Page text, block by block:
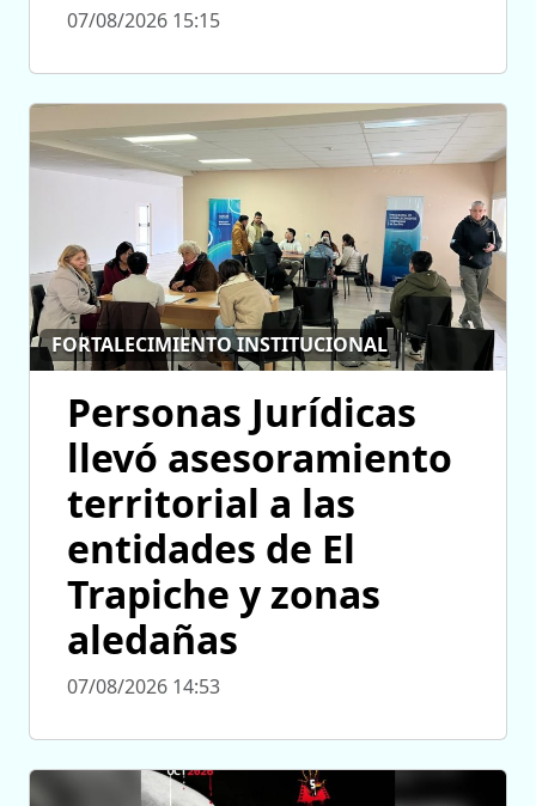
07/08/2026 15:15
FORTALECIMIENTO INSTITUCIONAL
Personas Jurídicas
llevó asesoramiento
territorial a las
entidades de El
Trapiche y zonas
aledañas
07/08/2026 14:53